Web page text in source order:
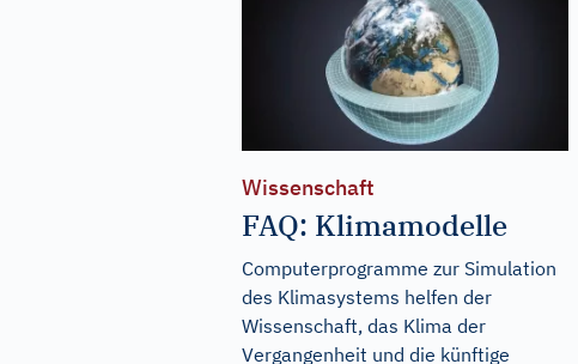
Wissenschaft
FAQ: Klimamodelle
Computerprogramme zur Simulation
des Klimasystems helfen der
Wissenschaft, das Klima der
Vergangenheit und die künftige